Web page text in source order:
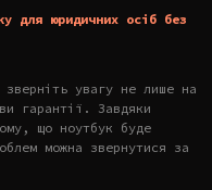
для юридичних осіб без
увагу не лише на
гарантії. Завдяки
що ноутбук буде
можна звернутися за